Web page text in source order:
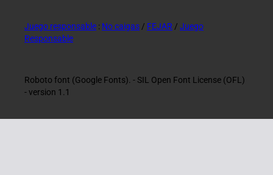
Juego responsable : No caigas / FEJAR / Juego
Responsable
Roboto font (Google Fonts). - SIL Open Font License (OFL)
- version 1.1